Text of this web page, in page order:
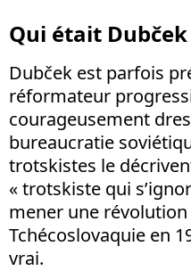
Qui était Dubček
Dubček est parfois
réformateur
courageusement
bureaucratie
trotskistes le
« trotskiste qui
mener une
Tchécoslovaquie en
vrai.